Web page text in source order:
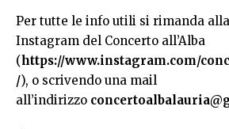
Per tutte le info utili si rimanda
Instagram del Concerto all’Alba
(https://www.instagram.com/
/), o scrivendo una mail
all’indirizzo